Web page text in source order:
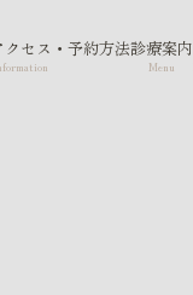
セス・予約方法診療案内
Menu